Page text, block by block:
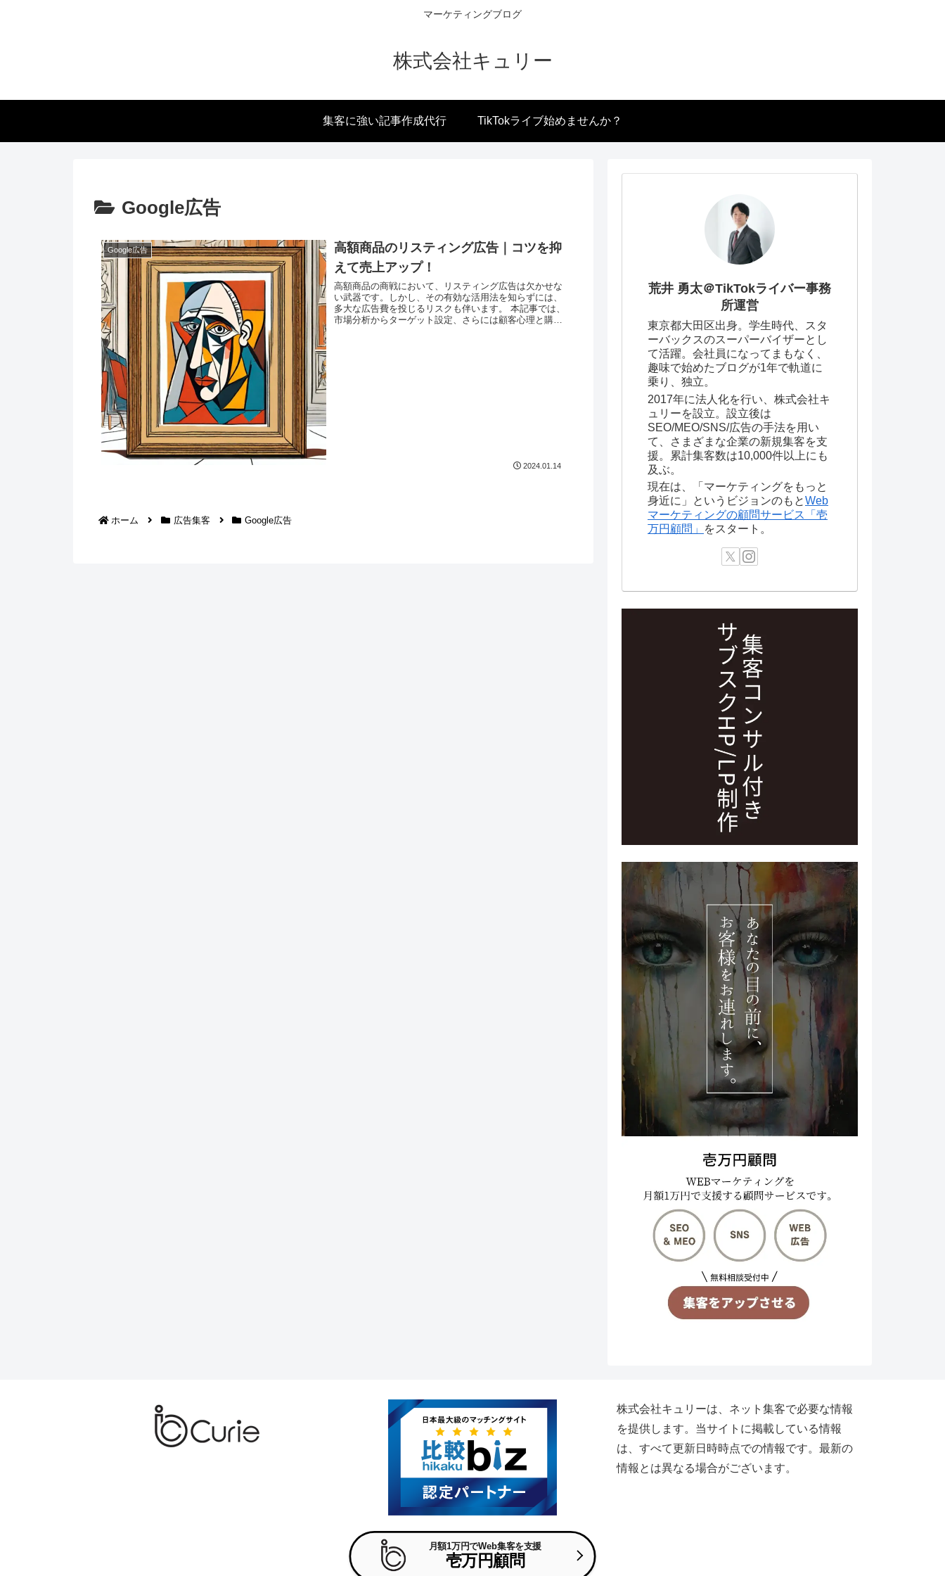
マーケティングブログ
株式会社キュリー
集客に強い記事作成代行 TikTokライブ始めませんか？
Google広告
Google広告
高額商品のリスティング広告｜コツを抑
えて売上アップ！
高額商品の商戦において、リスティング広告は欠かせな
い武器です。しかし、その有効な活用法を知らずには、
多大な広告費を投じるリスクも伴います。 本記事では、
市場分析からターゲット設定、さらには顧客心理と購入
2024.01.14
ホーム 広告集客 Google広告
荒井 勇太＠TikTokライバー事務
所運営
東京都大田区出身。学生時代、スタ
ーバックスのスーパーバイザーとし
て活躍。会社員になってまもなく、
趣味で始めたブログが1年で軌道に
乗り、独立。
2017年に法人化を行い、株式会社キ
ュリーを設立。設立後は
SEO/MEO/SNS/広告の手法を用い
て、さまざまな企業の新規集客を支
援。累計集客数は10,000件以上にも
及ぶ。
現在は、「マーケティングをもっと
身近に」というビジョンのもとWeb
マーケティングの顧問サービス「壱
万円顧問」
をスタート。
月額1万円でWeb集客を支援
壱万円顧問
株式会社キュリーは、ネット集客で必要な情報
を提供します。当サイトに掲載している情報
は、すべて更新日時時点での情報です。最新の
情報とは異なる場合がございます。
© 2017-2026 株式会社キュリー.